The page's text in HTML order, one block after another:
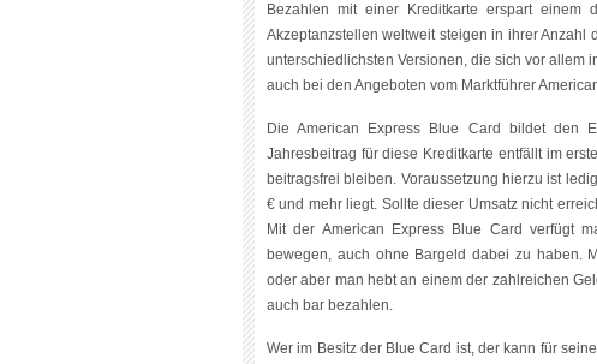
Bezahlen mit einer Kreditkarte erspart einem
Akzeptanzstellen weltweit steigen in ihrer Anzahl
unterschiedlichsten Versionen, die sich vor allem
auch bei den Angeboten vom Marktführer
Die American Express Blue Card bildet den
Jahresbeitrag für diese Kreditkarte entfällt im
beitragsfrei bleiben. Voraussetzung hierzu ist
€ und mehr liegt. Sollte dieser Umsatz nicht
Mit der American Express Blue Card verfügt
bewegen, auch ohne Bargeld dabei zu haben.
oder aber man hebt an einem der zahlreichen
auch bar bezahlen.
Wer im Besitz der Blue Card ist, der kann für